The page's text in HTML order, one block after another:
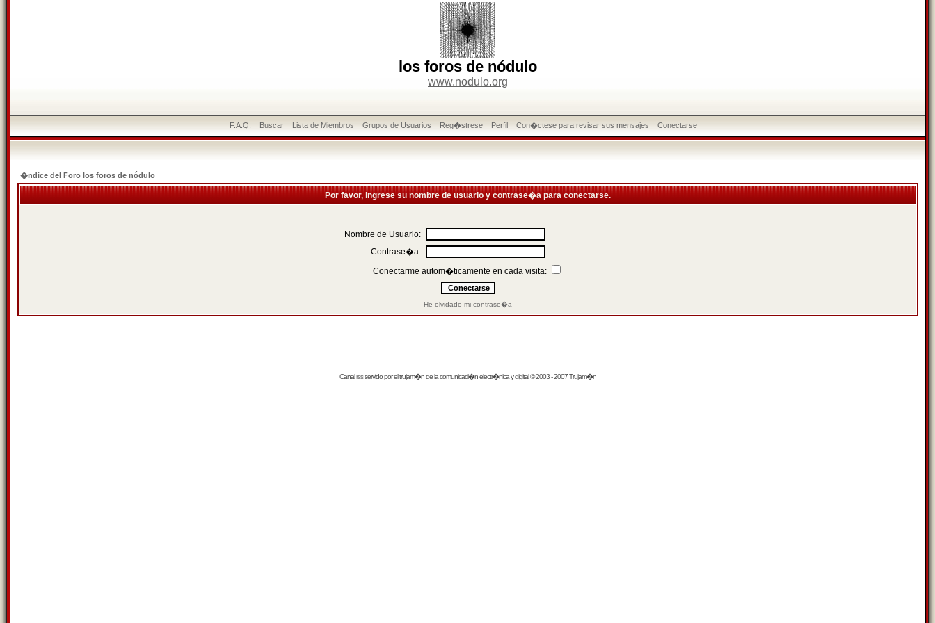
los foros de nódulo
www.nodulo.org
F.A.Q. Buscar Lista de Miembros Grupos de Usuarios Reg�strese Perfil Con�ctese para revisar sus mensajes Conectarse
�ndice del Foro los foros de nódulo
Por favor, ingrese su nombre de usuario y contrase�a para conectarse.
Nombre de Usuario:
Contrase�a:
Conectarme autom�ticamente en cada visita:
He olvidado mi contrase�a
Canalrssservido por eltrujam�nde la comunicaci�n electr�nica y digital © 2003 - 2007 Trujam�n